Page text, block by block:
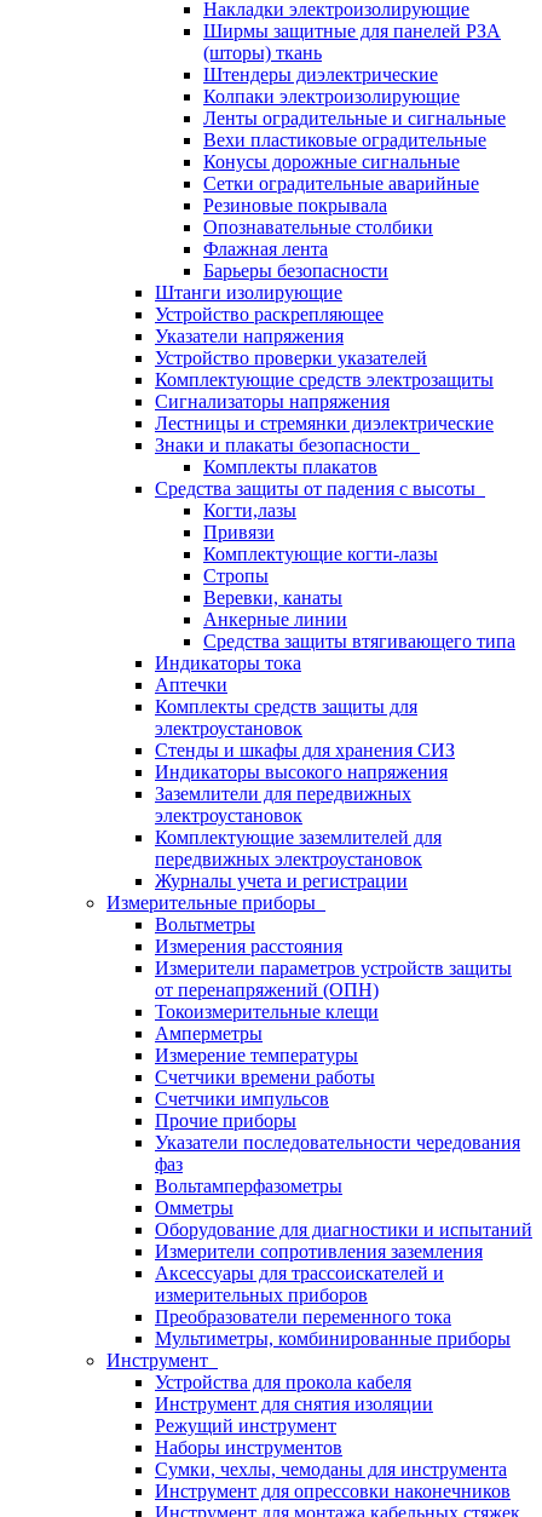
Накладки электроизолирующие
Ширмы защитные для панелей РЗА
(шторы) ткань
Штендеры диэлектрические
Колпаки электроизолирующие
Ленты оградительные и сигнальные
Вехи пластиковые оградительные
Конусы дорожные сигнальные
Сетки оградительные аварийные
Резиновые покрывала
Опознавательные столбики
Флажная лента
Барьеры безопасности
Штанги изолирующие
Устройство раскрепляющее
Указатели напряжения
Устройство проверки указателей
Комплектующие средств электрозащиты
Сигнализаторы напряжения
Лестницы и стремянки диэлектрические
Знаки и плакаты безопасности
Комплекты плакатов
Средства защиты от падения с высоты
Когти,лазы
Привязи
Комплектующие когти-лазы
Стропы
Веревки, канаты
Анкерные линии
Средства защиты втягивающего типа
Индикаторы тока
Аптечки
Комплекты средств защиты для
электроустановок
Стенды и шкафы для хранения СИЗ
Индикаторы высокого напряжения
Заземлители для передвижных
электроустановок
Комплектующие заземлителей для
передвижных электроустановок
Журналы учета и регистрации
Измерительные приборы
Вольтметры
Измерения расстояния
Измерители параметров устройств защиты
от перенапряжений (ОПН)
Токоизмерительные клещи
Амперметры
Измерение температуры
Счетчики времени работы
Счетчики импульсов
Прочие приборы
Указатели последовательности чередования
фаз
Вольтамперфазометры
Омметры
Оборудование для диагностики и испытаний
Измерители сопротивления заземления
Аксессуары для трассоискателей и
измерительных приборов
Преобразователи переменного тока
Мультиметры, комбинированные приборы
Инструмент
Устройства для прокола кабеля
Инструмент для снятия изоляции
Режущий инструмент
Наборы инструментов
Сумки, чехлы, чемоданы для инструмента
Инструмент для опрессовки наконечников
Инструмент для монтажа кабельных стяжек